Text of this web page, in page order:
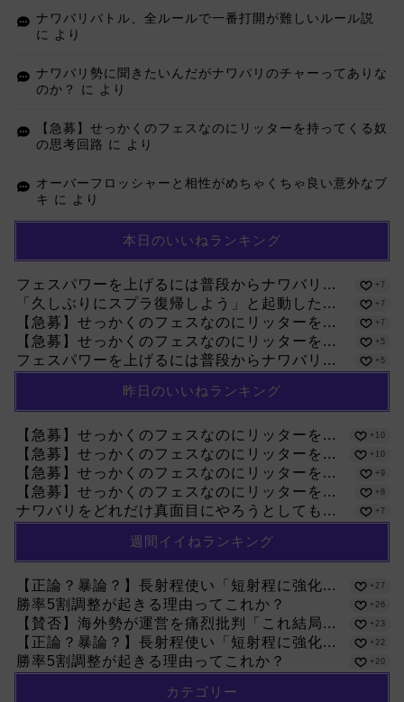
ナワバリバトル、全ルールで一番打開が難しいルール説
に より
ナワバリ勢に聞きたいんだがナワバリのチャーってありな
のか？
に より
【急募】せっかくのフェスなのにリッターを持ってくる奴
の思考回路 に より
オーバーフロッシャーと相性がめちゃくちゃ良い意外なブ
キ に より
本日のいいねランキング
フェスパワーを上げるには普段からナワバリ... +7
「久しぶりにスプラ復帰しよう」と起動した... +7
【急募】せっかくのフェスなのにリッターを... +7
【急募】せっかくのフェスなのにリッターを... +5
フェスパワーを上げるには普段からナワバリ... +5
昨日のいいねランキング
【急募】せっかくのフェスなのにリッターを... +10
【急募】せっかくのフェスなのにリッターを... +10
【急募】せっかくのフェスなのにリッターを... +9
【急募】せっかくのフェスなのにリッターを... +8
ナワバリをどれだけ真面目にやろうとしても... +7
週間イイねランキング
【正論？暴論？】長射程使い「短射程に強化... +27
勝率5割調整が起きる理由ってこれか？ +26
【賛否】海外勢が運営を痛烈批判「これ結局... +23
【正論？暴論？】長射程使い「短射程に強化... +22
勝率5割調整が起きる理由ってこれか？ +20
カテゴリー